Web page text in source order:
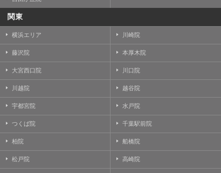
関東
横浜エリア 川崎院
藤沢院 本厚木院
大宮西口院 川口院
川越院 越谷院
宇都宮院 水戸院
つくば院 千葉駅前院
柏院 船橋院
松戸院 高崎院